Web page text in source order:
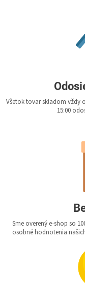
Všetok tovar skladom vždy
15:00
Sme overený e-shop so
osobné hodnotenia